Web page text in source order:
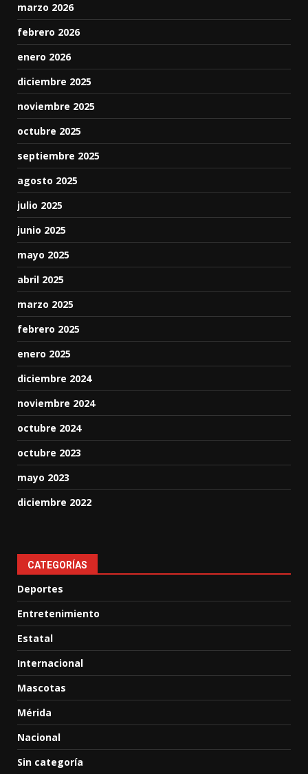
marzo 2026
febrero 2026
enero 2026
diciembre 2025
noviembre 2025
octubre 2025
septiembre 2025
agosto 2025
julio 2025
junio 2025
mayo 2025
abril 2025
marzo 2025
febrero 2025
enero 2025
diciembre 2024
noviembre 2024
octubre 2024
octubre 2023
mayo 2023
diciembre 2022
CATEGORÍAS
Deportes
Entretenimiento
Estatal
Internacional
Mascotas
Mérida
Nacional
Sin categoría